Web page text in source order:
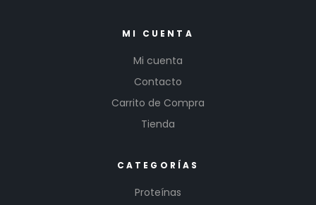
MI CUENTA
Mi cuenta
Contacto
Carrito de Compra
Tienda
CATEGORÍAS
Proteínas